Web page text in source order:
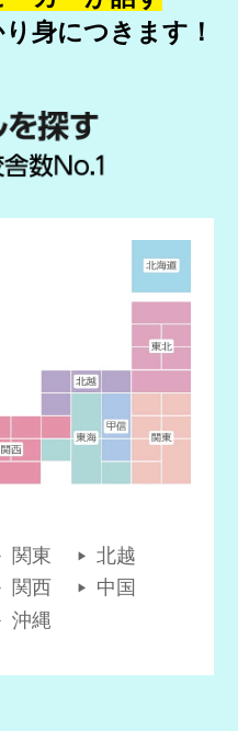
身につきます！
関東
北越
関西
中国
沖縄